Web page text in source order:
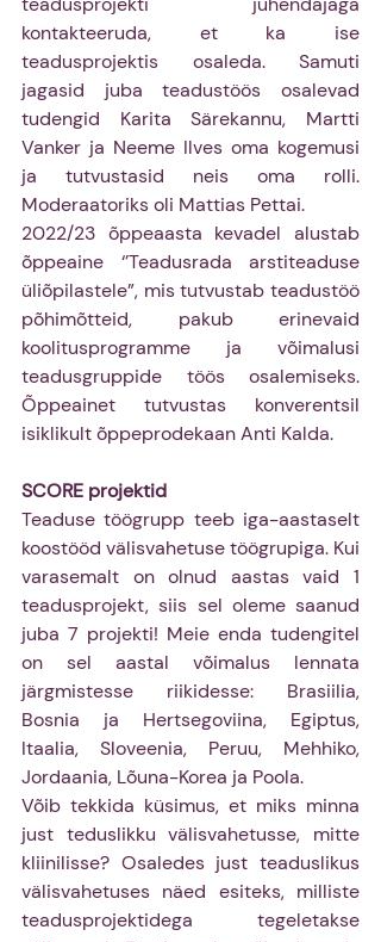
kontakteeruda, et ka ise
teadusprojektis osaleda. Samuti
jagasid juba teadustöös osalevad
tudengid Karita Särekannu, Martti
Vanker ja Neeme Ilves oma kogemusi
ja tutvustasid neis oma rolli.
Moderaatoriks oli Mattias Pettai.
2022/23 õppeaasta kevadel alustab
õppeaine ‘’Teadusrada arstiteaduse
üliõpilastele”, mis tutvustab teadustöö
põhimõtteid, pakub erinevaid
koolitusprogramme ja võimalusi
teadusgruppide töös osalemiseks.
Õppeainet tutvustas konverentsil
isiklikult õppeprodekaan Anti Kalda.
SCORE projektid
Teaduse töögrupp teeb iga-aastaselt
koostööd välisvahetuse töögrupiga. Kui
varasemalt on olnud aastas vaid 1
teadusprojekt, siis sel oleme saanud
juba 7 projekti! Meie enda tudengitel
on sel aastal võimalus lennata
järgmistesse riikidesse: Brasiilia,
Bosnia ja Hertsegoviina, Egiptus,
Itaalia, Sloveenia, Peruu, Mehhiko,
Jordaania, Lõuna-Korea ja Poola.
Võib tekkida küsimus, et miks minna
just teduslikku välisvahetusse, mitte
kliinilisse? Osaledes just teaduslikus
välisvahetuses näed esiteks, milliste
teadusprojektidega tegeletakse